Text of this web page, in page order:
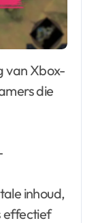
die
inhoud,
effectief